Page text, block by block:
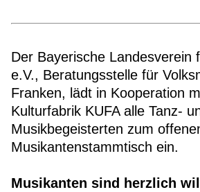
Der Bayerische Landesverein
e.V., Beratungsstelle für
Franken, lädt in Kooperation
Kulturfabrik KUFA alle Tanz-
Musikbegeisterten zum
Musikantenstammtisch ein.
Musikanten sind herzlich